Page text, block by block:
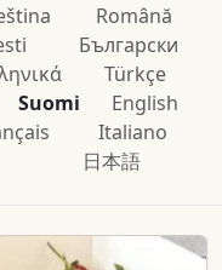
Română
Български
Türkçe
Suomi
English
Italiano
日本語